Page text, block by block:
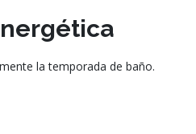
la temporada de baño.